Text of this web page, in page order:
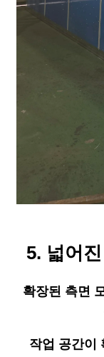
5. 넓어
확장된 측면
작업 공간이